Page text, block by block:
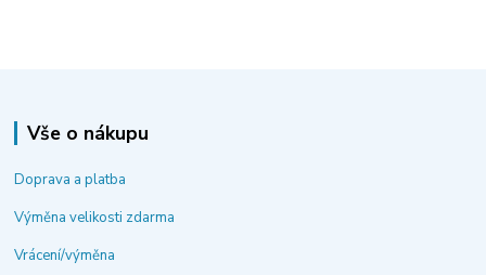
Vše o nákupu
Doprava a platba
Výměna velikosti zdarma
Vrácení/výměna